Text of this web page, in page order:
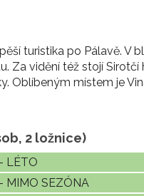
turistika po Pálavě. V
Za vidění též stojí
Oblíbeným místem je
2 ložnice)
LÉTO
MIMO SEZÓNA